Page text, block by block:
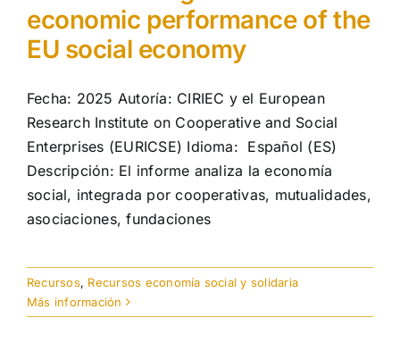
economic performance of the
EU social economy
Fecha: 2025 Autoría: CIRIEC y el European
Research Institute on Cooperative and Social
Enterprises (EURICSE) Idioma: Español (ES)
Descripción: El informe analiza la economía
social, integrada por cooperativas, mutualidades,
asociaciones, fundaciones
Recursos, Recursos economía social y solidaria
Más información